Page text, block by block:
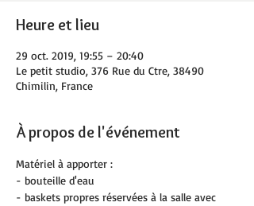
Heure et lieu
29 oct. 2019, 19:55 – 20:40
Le petit studio, 376 Rue du Ctre, 38490
Chimilin, France
À propos de l'événement
Matériel à apporter :
- bouteille d'eau
- baskets propres réservées à la salle avec